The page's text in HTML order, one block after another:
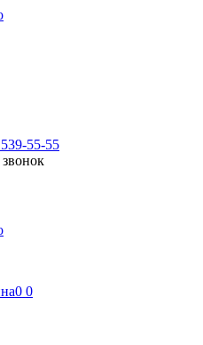
55-55
звонок
0 0